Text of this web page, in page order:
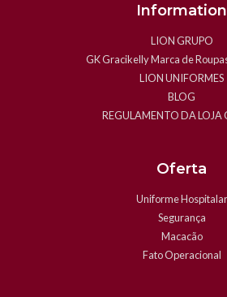
Information
LION GRUPO
GK Gracikelly Marca de
LION UNIFORMES
BLOG
REGULAMENTO DA LOJA
Oferta
Uniforme Hospitalar
Segurança
Macacão
Fato Operacional